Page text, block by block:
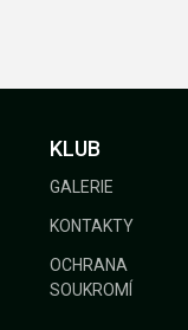
KLUB
GALERIE
KONTAKTY
OCHRANA
SOUKROMÍ